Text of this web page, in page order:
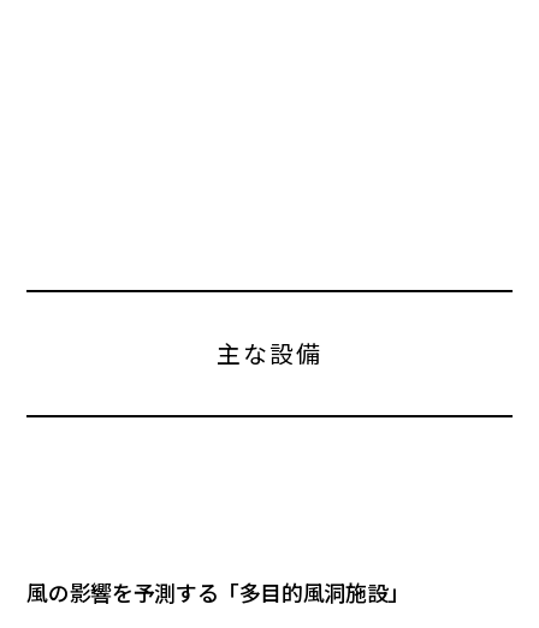
主な設備
風の影響を予測する「多目的風洞施設」